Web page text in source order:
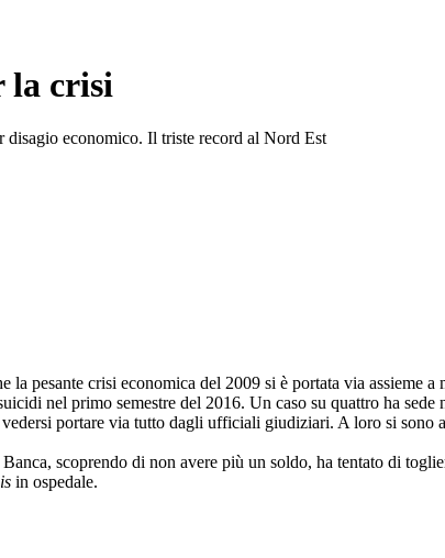
la crisi
disagio economico. Il triste record al Nord Est
pesante crisi economica del 2009 si è portata via assieme
nel primo semestre del 2016. Un caso su quattro ha
portare via tutto dagli ufficiali giudiziari. A loro si sono
scoprendo di non avere più un soldo, ha tentato di
in ospedale.